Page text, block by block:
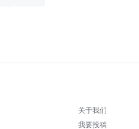
关于我们
我要投稿